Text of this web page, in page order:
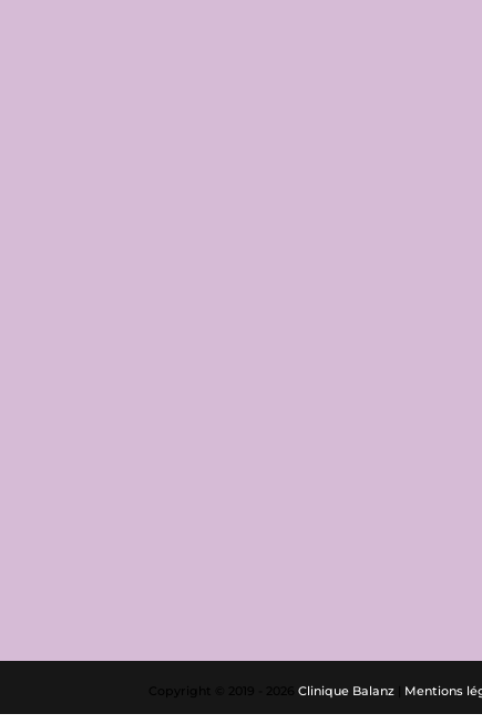
Copyright © 2019 - 2026Clinique Balanz Mentions